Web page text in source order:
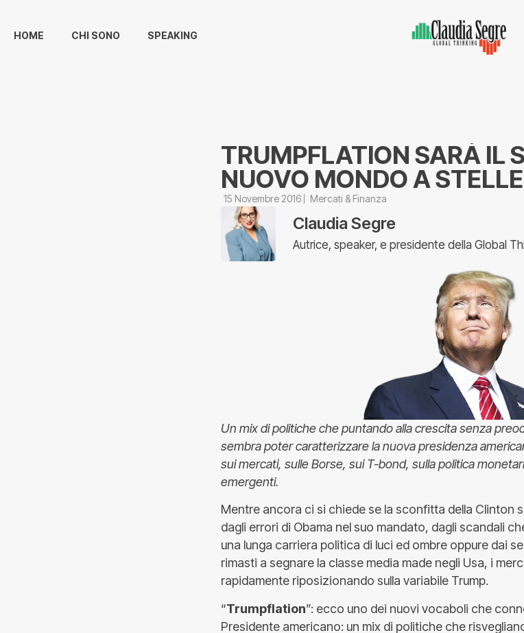
HOME CHI SONO SPEAKING
TRUMPFLATION SARÀ IL
NUOVO MONDO A
15 Novembre 2016 Mercati & Finanza
Claudia Segre
Autrice, speaker, e presidente della Global
Un mix di politiche che puntando alla crescita senza
sembra poter caratterizzare la nuova presidenza
sui mercati, sulle Borse, sui T-bond, sulla politica
emergenti.
Mentre ancora ci si chiede se la sconfitta della Clinton
dagli errori di Obama nel suo mandato, dagli scandali
una lunga carriera politica di luci ed ombre oppure dai
rimasti a segnare la classe media made negli Usa, i
rapidamente riposizionando sulla variabile Trump.
“Trumpflation”: ecco uno dei nuovi vocaboli che
Presidente americano: un mix di politiche che